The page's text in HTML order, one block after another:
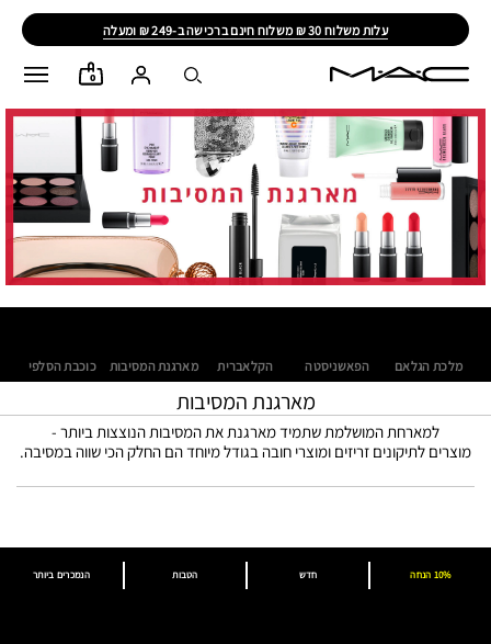
עלות משלוח 30 ₪ משלוח חינם ברכישה ב-249 ₪ ומעלה
0
מלכת הגלאם הפאשניסטה הקלאברית מארגנת המסיבות כוכבת הסלפי
מארגנת המסיבות
למארחת המושלמת שתמיד מארגנת את המסיבות הנוצצות ביותר -
מוצרים לתיקונים זריזים ומוצרי חובה בגודל מיוחד הם החלק הכי שווה במסיבה.
הנמכרים ביותר הטבות חדש 10% הנחה